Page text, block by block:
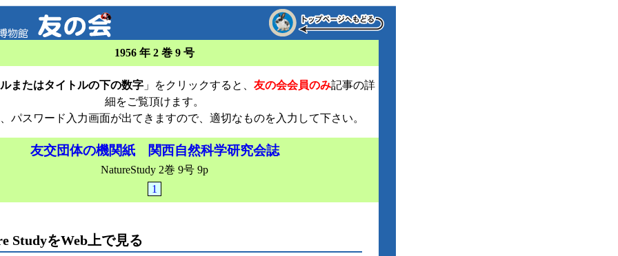
1956 年 2 巻 9 号
またはタイトルの下の数字 」をクリックすると、 友の会会員のみ記事の詳
細をご覧頂けます。
パスワード入力画面が出てきますので、適切なものを入力して下さい。
友交団体の機関紙 関西自然科学研究会誌
NatureStudy 2巻 9号 9p
1
StudyをWeb上で見る